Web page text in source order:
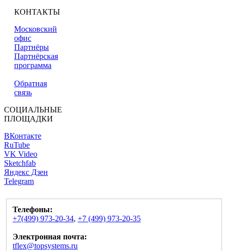
КОНТАКТЫ
Московский
офис
Партнёры
Партнёрская
программа
Обратная
связь
СОЦИАЛЬНЫЕ
ПЛОЩАДКИ
ВКонтакте
RuTube
VK Video
Sketchfab
Яндекс Дзен
Telegram
Телефоны:
+7(499) 973-20-34, +7 (499) 973-20-35
Электронная почта:
tflex@topsystems.ru